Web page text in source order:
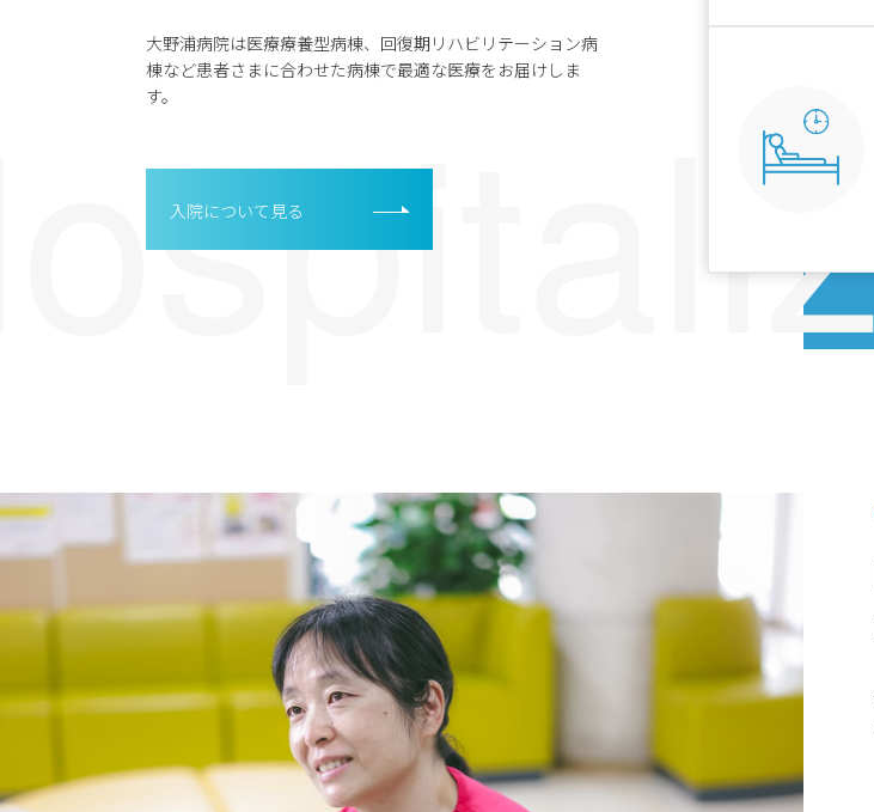
大野浦病院は医療療養型病棟、回復期リハビリテーション病
棟など患者さまに合わせた病棟で最適な医療をお届けしま
す。
入院について見る